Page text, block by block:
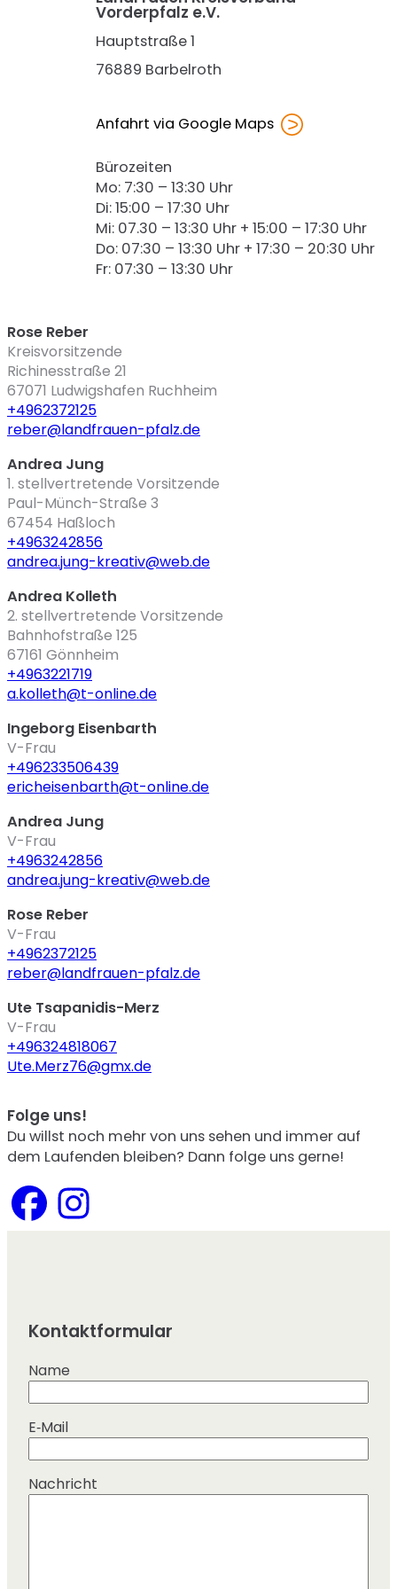
Vorderpfalz e.V.
Hauptstraße 1
76889 Barbelroth
Anfahrt via Google Maps
Bürozeiten
Mo: 7:30 – 13:30 Uhr
Di: 15:00 – 17:30 Uhr
Mi: 07.30 – 13:30 Uhr + 15:00 – 17:30 Uhr
Do: 07:30 – 13:30 Uhr + 17:30 – 20:30 Uhr
Fr: 07:30 – 13:30 Uhr
Rose Reber
Kreisvorsitzende
Richinesstraße 21
67071 Ludwigshafen Ruchheim
+4962372125
reber@landfrauen-pfalz.de
Andrea Jung
1. stellvertretende Vorsitzende
Paul-Münch-Straße 3
67454 Haßloch
+4963242856
andrea.jung-kreativ@web.de
Andrea Kolleth
2. stellvertretende Vorsitzende
Bahnhofstraße 125
67161 Gönnheim
+4963221719
a.kolleth@t-online.de
Ingeborg Eisenbarth
V-Frau
+496233506439
ericheisenbarth@t-online.de
Andrea Jung
V-Frau
+4963242856
andrea.jung-kreativ@web.de
Rose Reber
V-Frau
+4962372125
reber@landfrauen-pfalz.de
Ute Tsapanidis-Merz
V-Frau
+496324818067
Ute.Merz76@gmx.de
Folge uns!
Du willst noch mehr von uns sehen und immer auf
dem Laufenden bleiben? Dann folge uns gerne!
Kontaktformular
Name
E‑Mail
Nachricht